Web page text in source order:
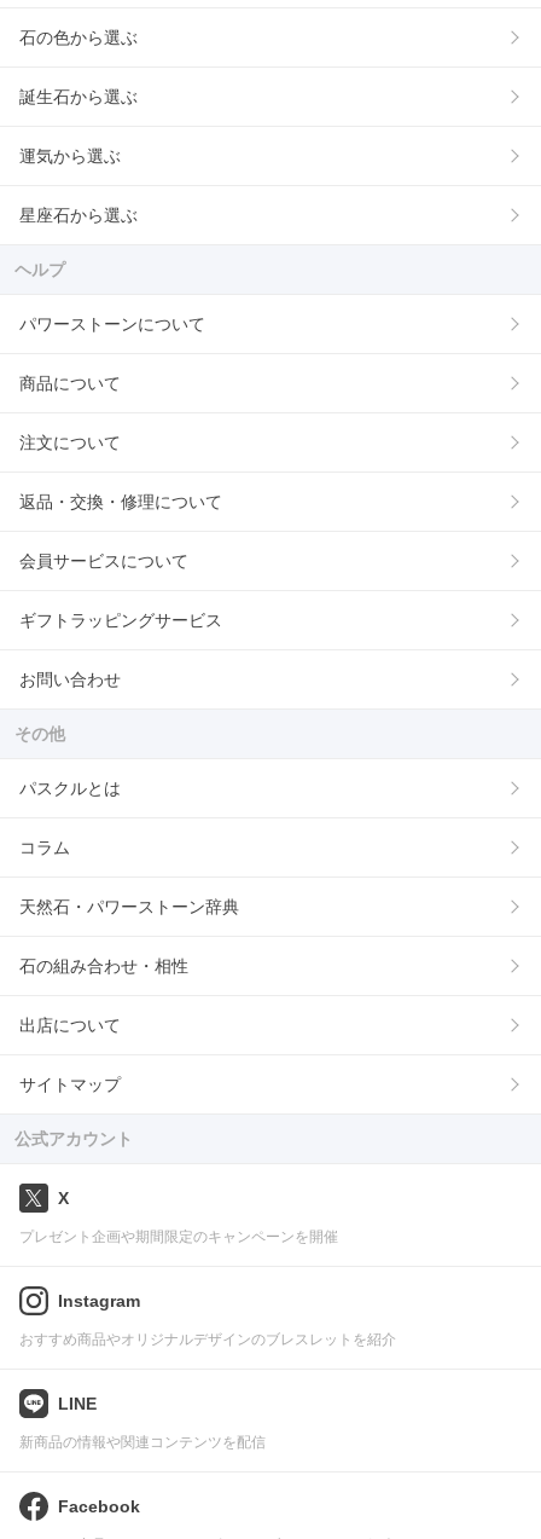
石の色から選ぶ
誕生石から選ぶ
運気から選ぶ
星座石から選ぶ
ヘルプ
パワーストーンについて
商品について
注文について
返品・交換・修理について
会員サービスについて
ギフトラッピングサービス
お問い合わせ
その他
パスクルとは
コラム
天然石・パワーストーン辞典
石の組み合わせ・相性
出店について
サイトマップ
公式アカウント
X
プレゼント企画や期間限定のキャンペーンを開催
Instagram
おすすめ商品やオリジナルデザインのブレスレットを紹介
LINE
新商品の情報や関連コンテンツを配信
Facebook